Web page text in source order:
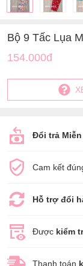
Bộ 9 Tấc Lụa
154.000đ
Đổi trả
Cam kết
Hỗ trợ đổi
Được kiểm
Thanh toán